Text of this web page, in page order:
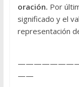
oración. Por
significado y el
representación
——